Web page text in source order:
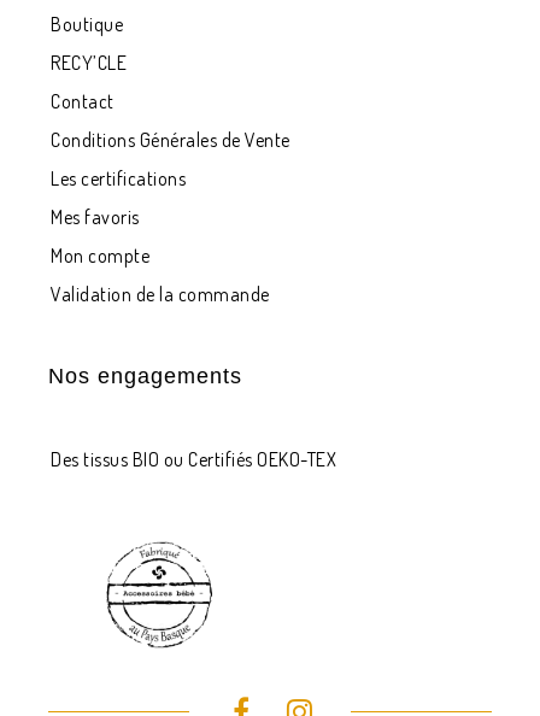
Boutique
RECY’CLE
Contact
Conditions Générales de Vente
Les certifications
Mes favoris
Mon compte
Validation de la commande
Nos engagements
Des tissus BIO ou Certifiés OEKO-TEX